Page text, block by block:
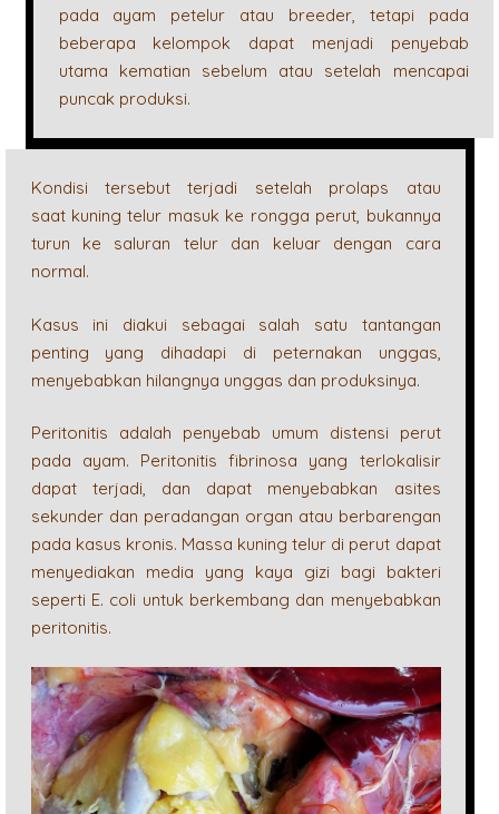
pada ayam petelur atau breeder, tetapi pada
beberapa kelompok dapat menjadi penyebab
utama kematian sebelum atau setelah mencapai
puncak produksi.
Kondisi tersebut terjadi setelah prolaps atau
saat kuning telur masuk ke rongga perut, bukannya
turun ke saluran telur dan keluar dengan cara
normal.
Kasus ini diakui sebagai salah satu tantangan
penting yang dihadapi di peternakan unggas,
menyebabkan hilangnya unggas dan produksinya.
Peritonitis adalah penyebab umum distensi perut
pada ayam. Peritonitis fibrinosa yang terlokalisir
dapat terjadi, dan dapat menyebabkan asites
sekunder dan peradangan organ atau berbarengan
pada kasus kronis. Massa kuning telur di perut dapat
menyediakan media yang kaya gizi bagi bakteri
seperti E. coli untuk berkembang dan menyebabkan
peritonitis.